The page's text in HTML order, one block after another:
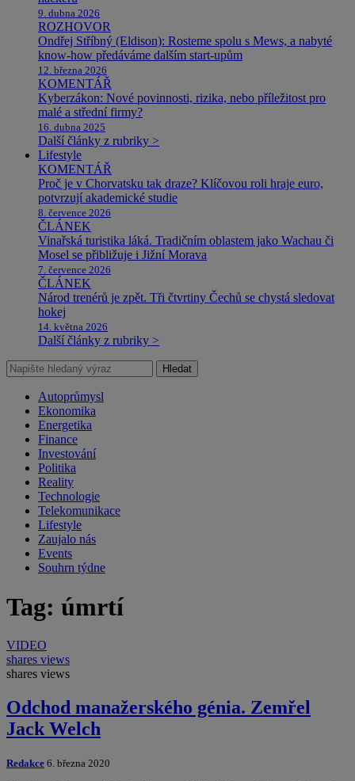
9. dubna 2026
ROZHOVOR
Ondřej Stříbný (Eldison): Rosteme spolu s Mews, a nabyté
know-how předáváme dalším start-upům
12. března 2026
KOMENTÁŘ
Kyberzákon: Nové povinnosti, rizika, nebo příležitost pro
malé a střední firmy?
16. dubna 2025
Další články z rubriky >
Lifestyle
KOMENTÁŘ
Proč je v Chorvatsku tak draze? Klíčovou roli hraje euro,
potvrzují akademické studie
8. července 2026
ČLÁNEK
Vinařská turistika láká. Tradičním oblastem jako Wachau či
Mosel se přibližuje i Jižní Morava
7. července 2026
ČLÁNEK
Národ trenérů je zpět. Tři čtvrtiny Čechů se chystá sledovat
hokej
14. května 2026
Další články z rubriky >
Hledat
Autoprůmysl
Ekonomika
Energetika
Finance
Investování
Politika
Reality
Technologie
Telekomunikace
Lifestyle
Zaujalo nás
Events
Souhrn týdne
Tag: úmrtí
VIDEO
shares views
shares views
Odchod manažerského génia. Zemřel
Jack Welch
Redakce 6. března 2020